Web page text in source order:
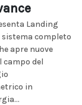
Landing
sistema completo
apre nuove
del
in